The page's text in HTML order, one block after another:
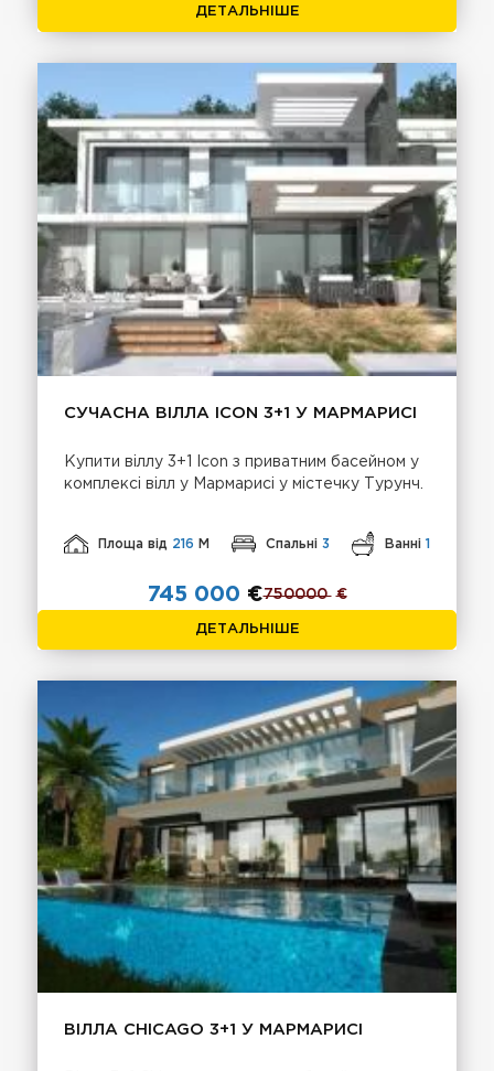
ДЕТАЛЬНІШЕ
СУЧАСНА ВІЛЛА ICON 3+1 У МАРМАРИСІ
Купити віллу 3+1 Icon з приватним басейном у
комплексі вілл у Мармарисі у містечку Турунч.
Площа від 216 М Спальні 3 Ванні 1
745 000 €750000 €
ДЕТАЛЬНІШЕ
ВІЛЛА CHICAGO 3+1 У МАРМАРИСІ